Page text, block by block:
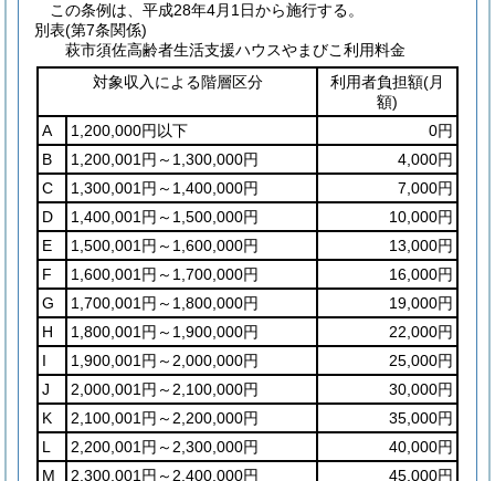
この条例は、平成28年4月1日から施行する。
別表(第7条関係)
萩市須佐高齢者生活支援ハウスやまびこ利用料金
対象収入による階層区分
利用者負担額(月
額)
A
1,200,000円以下
0円
B
1,200,001円～1,300,000円
4,000円
C
1,300,001円～1,400,000円
7,000円
D
1,400,001円～1,500,000円
10,000円
E
1,500,001円～1,600,000円
13,000円
F
1,600,001円～1,700,000円
16,000円
G
1,700,001円～1,800,000円
19,000円
H
1,800,001円～1,900,000円
22,000円
I
1,900,001円～2,000,000円
25,000円
J
2,000,001円～2,100,000円
30,000円
K
2,100,001円～2,200,000円
35,000円
L
2,200,001円～2,300,000円
40,000円
M
2,300,001円～2,400,000円 45,000円